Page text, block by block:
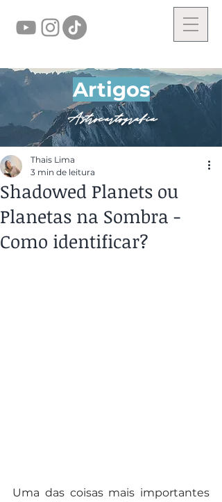
Artigos
Astrocartografia
Shadowed Planets ou
Planetas na Sombra -
Como identificar?
Thais Lima
3 min de leitura
Uma das coisas mais importantes